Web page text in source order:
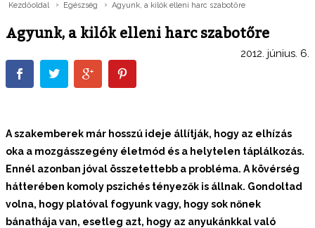
Kezdőoldal Egészség Agyunk, a kilók elleni harc szabotőre
Agyunk, a kilók elleni harc szabotőre
2012. június. 6.
A szakemberek már hosszú ideje állítják, hogy az elhízás
oka a mozgásszegény életmód és a helytelen táplálkozás.
Ennél azonban jóval összetettebb a probléma. A kövérség
hátterében komoly pszichés tényezők is állnak. Gondoltad
volna, hogy platóval fogyunk vagy, hogy sok nőnek
bánathája van, esetleg azt, hogy az anyukánkkal való